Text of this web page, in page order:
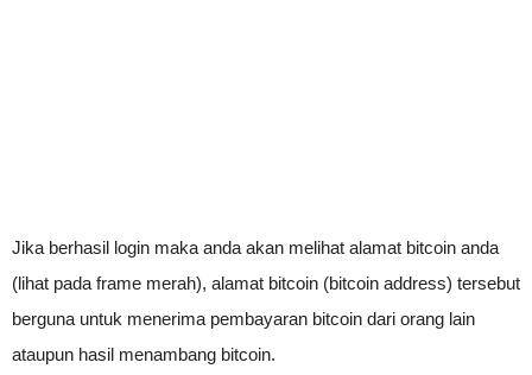
Jika berhasil login maka anda akan melihat alamat bitcoin anda
(lihat pada frame merah), alamat bitcoin (bitcoin address) tersebut
berguna untuk menerima pembayaran bitcoin dari orang lain
ataupun hasil menambang bitcoin.